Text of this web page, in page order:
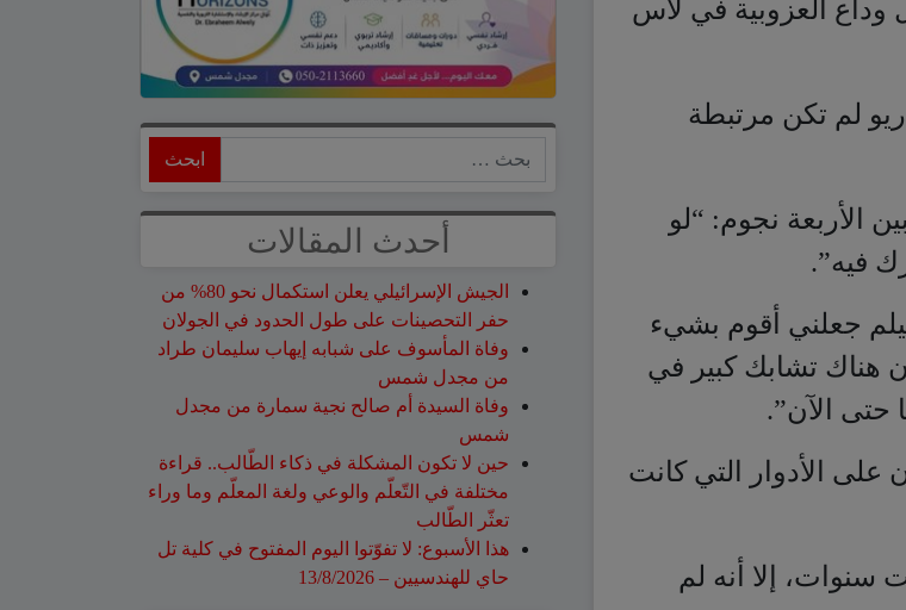
الأربعة نجوم: “لو
فيه”.
تشابك كبير في
الآن”.
الأدوار التي كانت
إلا أنه لم
للنور يعود بصورة
على مدى العامين
أحدث المقالات
الجيش الإسرائيلي يعلن استكمال نحو 80% من
حفر التحصينات على طول الحدود في الجولان
وفاة المأسوف على شبابه إيهاب سليمان طراد
من مجدل شمس
وفاة السيدة أم صالح نجية سمارة من مجدل
شمس
حين لا تكون المشكلة في ذكاء الطّالب.. قراءة
مختلفة في التّعلّم والوعي ولغة المعلّم وما وراء
تعثّر الطّالب
هذا الأسبوع: لا تفوّتوا اليوم المفتوح في كلية تل
حاي للهندسيين – 13/8/2026